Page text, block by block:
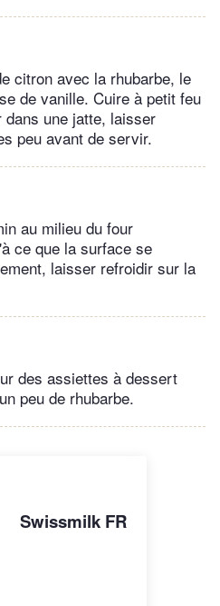
citron avec la rhubarbe, le
de vanille. Cuire à petit feu
une jatte, laisser
peu avant de servir.
au milieu du four
ce que la surface se
laisser refroidir sur la
des assiettes à dessert
peu de rhubarbe.
Swissmilk FR